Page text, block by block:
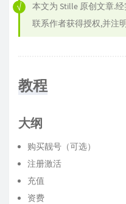
本文为 Stille 原创文章.
联系作者获得授权,并注
教程
大纲
购买靓号（可选）
注册激活
充值
资费